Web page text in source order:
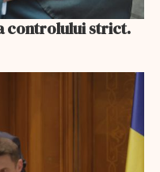
controlului strict.